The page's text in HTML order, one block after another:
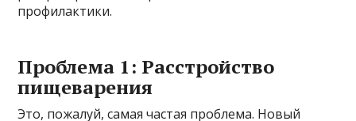
профилактики.
Проблема 1: Расстройство
пищеварения
Это, пожалуй, самая частая проблема. Новый